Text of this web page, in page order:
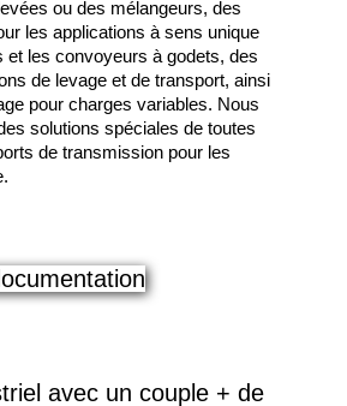
ou des mélangeurs, des
les applications à sens unique
les convoyeurs à godets, des
de levage et de transport, ainsi
pour charges variables. Nous
solutions spéciales de toutes
de transmission pour les
avec un couple + de